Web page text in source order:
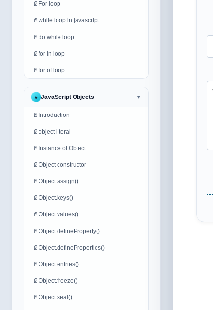
📄 For loop
📄 while loop in javascript
📄 do while loop
📄 for in loop
📄 for of loop
# JavaScript Objects ▼
📄 Introduction
📄 object literal
📄 Instance of Object
📄 Object constructor
📄 Object.assign()
📄 Object.keys()
📄 Object.values()
📄 Object.defineProperty()
📄 Object.defineProperties()
📄 Object.entries()
📄 Object.freeze()
📄 Object.seal()